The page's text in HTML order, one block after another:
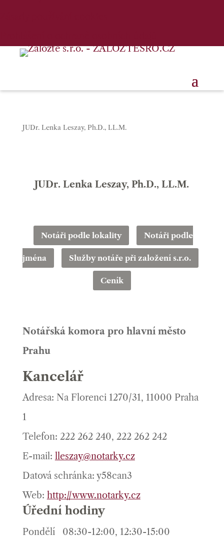
JUDr. Lenka Leszay, Ph.D., LL.M.
JUDr. Lenka Leszay, Ph.D., LL.M.
Notáři podle lokality Notáři podle
jména Služby notáře při založení s.r.o.
Ceník
Notářská komora pro hlavní město
Prahu
Kancelář
Adresa: Na Florenci 1270/31, 11000 Praha
1
Telefon: 222 262 240, 222 262 242
E-mail: lleszay@notarky.cz
Datová schránka: y58can3
Web: http://www.notarky.cz
Úřední hodiny
Pondělí 08:30-12:00, 12:30-15:00